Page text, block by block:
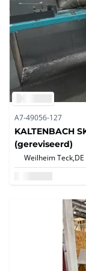
A7-49056-127
KALTENBACH
(gereviseerd)
Weilheim Teck,DE